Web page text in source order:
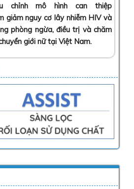
chỉnh mô hình can thiệp
giảm nguy cơ lây nhiễm HIV và
phòng ngừa, điều trị và chăm
giới nữ tại Việt Nam.